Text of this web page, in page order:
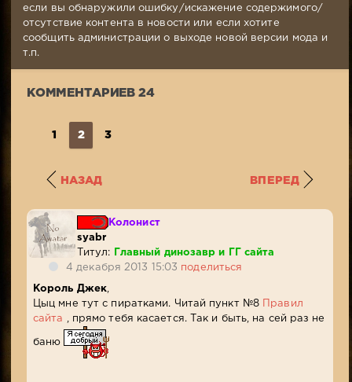
15:41
Комментариев:
24
если вы обнаружили ошибку/искажение содержимого/
отсутствие контента в новости или если хотите
сообщить администрации о выходе новой версии мода и
т.п.
КОММЕНТАРИЕВ 24
1 2 3
НАЗАД ВПЕРЕД
Колонист
syabr
Титул:
Главный динозавр и ГГ сайта
4 декабря 2013 15:03 поделиться
Король Джек
Цыц мне тут с пиратками. Читай пункт №8
Правил
сайта
, прямо тебя касается. Так и быть, на сей раз не
баню